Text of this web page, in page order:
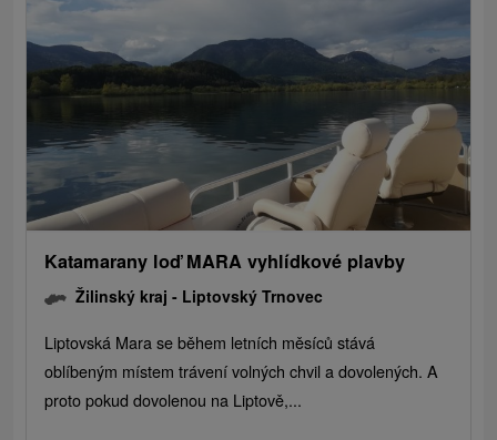
Katamarany loď MARA vyhlídkové plavby
Žilinský kraj - Liptovský Trnovec
Liptovská Mara se během letních měsíců stává
oblíbeným místem trávení volných chvil a dovolených. A
proto pokud dovolenou na Liptově,...